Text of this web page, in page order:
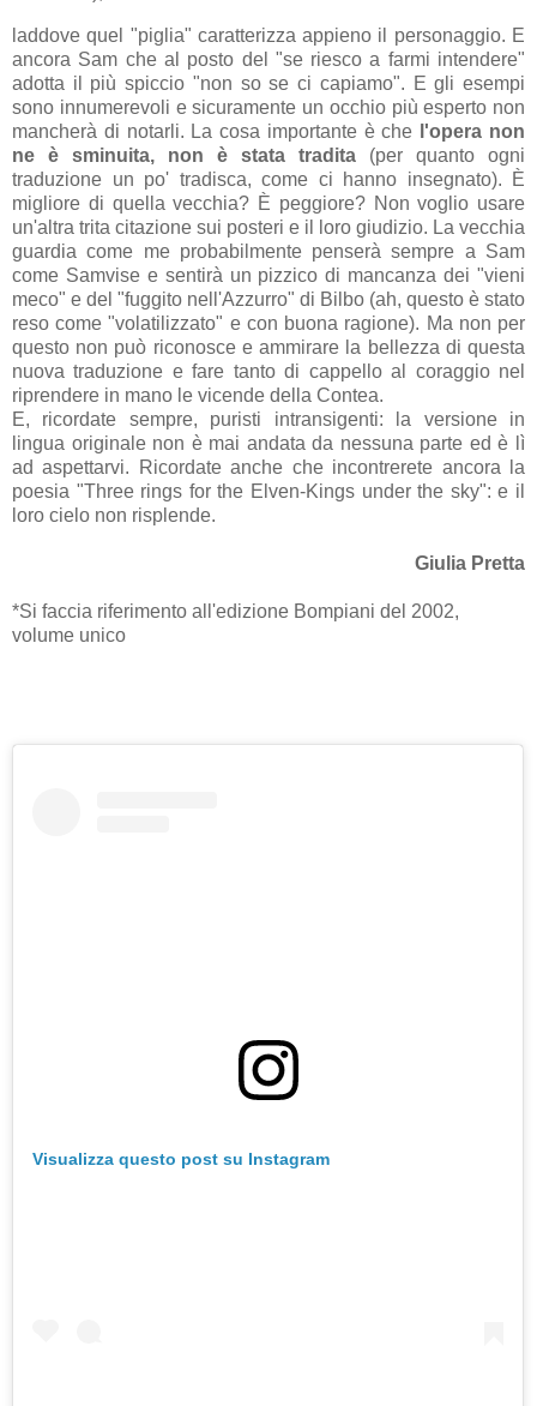
laddove quel "piglia" caratterizza appieno il personaggio. E
ancora Sam che al posto del "se riesco a farmi intendere"
adotta il più spiccio "non so se ci capiamo". E gli esempi
sono innumerevoli e sicuramente un occhio più esperto non
mancherà di notarli. La cosa importante è che
l'opera non
ne è sminuita, non è stata tradita (per quanto ogni
traduzione un po' tradisca, come ci hanno insegnato). È
migliore di quella vecchia? È peggiore? Non voglio usare
un'altra trita citazione sui posteri e il loro giudizio. La vecchia
guardia come me probabilmente penserà sempre a Sam
come Samvise e sentirà un pizzico di mancanza dei "vieni
meco" e del "fuggito nell'Azzurro" di Bilbo (ah, questo è stato
reso come "volatilizzato" e con buona ragione). Ma non per
questo non può riconosce e ammirare la bellezza di questa
nuova traduzione e fare tanto di cappello al coraggio nel
riprendere in mano le vicende della Contea.
E, ricordate sempre, puristi intransigenti: la versione in
lingua originale non è mai andata da nessuna parte ed è lì
ad aspettarvi. Ricordate anche che incontrerete ancora la
poesia "Three rings for the Elven-Kings under the sky": e il
loro cielo non risplende.
Giulia Pretta
*Si faccia riferimento all'edizione Bompiani del 2002,
volume unico
Visualizza questo post su Instagram